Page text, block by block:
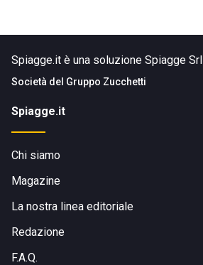
Spiagge.it è una soluzione Spiagge Srl
Società del Gruppo Zucchetti
Spiagge.it
Chi siamo
Magazine
La nostra linea editoriale
Redazione
F.A.Q.